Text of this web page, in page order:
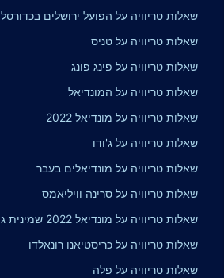
שאלות טריוויה על הפועל ירושלים בכדורסל
שאלות טריוויה על טניס
שאלות טריוויה על פינג פונג
שאלות טריוויה על המונדיאל
שאלות טריוויה על מונדיאל 2022
שאלות טריוויה על ג'ודו
שאלות טריוויה על מונדיאלים בעבר
שאלות טריוויה על סרינה וויליאמס
שאלות טריוויה על מונדיאל 2022 שמינית גמר
שאלות טריוויה על כריסטיאנו רונאלדו
שאלות טריוויה על פלה